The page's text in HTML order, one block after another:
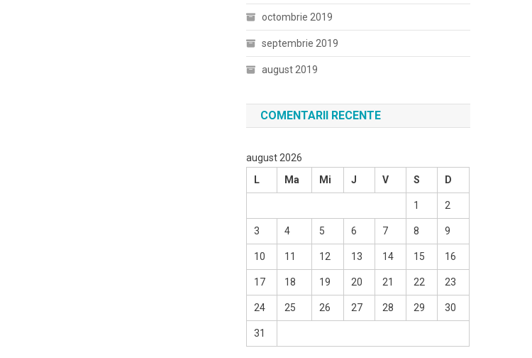
octombrie 2019
septembrie 2019
august 2019
COMENTARII RECENTE
august 2026
L
Ma Mi J V S D
1 2
3 4 5 6 7 8 9
10 11 12 13 14 15 16
17 18 19 20 21 22 23
24 25 26 27 28 29 30
31